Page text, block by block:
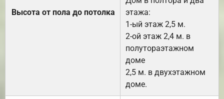
Высота от пола до потолка
этажа:
1-ый этаж 2,5 м.
2-ой этаж 2,4 м. в
полутораэтажном
доме
2,5 м. в двухэтажном
доме.